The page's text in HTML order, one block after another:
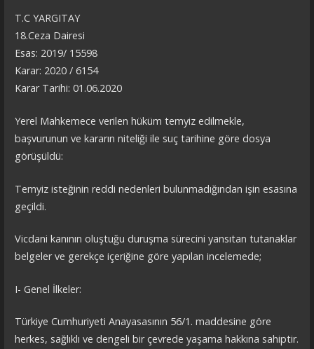
T.C YARGITAY
18.Ceza Dairesi
Esas: 2019/ 15598
Karar: 2020 / 6154
Karar Tarihi: 01.06.2020
Yerel Mahkemece verilen hüküm temyiz edilmekle,
başvurunun ve kararın niteliği ile suç tarihine göre dosya
görüşüldü:
Temyiz isteğinin reddi nedenleri bulunmadığından işin esasına
geçildi.
Vicdani kanının oluştuğu duruşma sürecini yansıtan tutanaklar
belgeler ve gerekçe içeriğine göre yapılan incelemede;
I- Genel İlkeler:
Türkiye Cumhuriyeti Anayasasının 56/1. maddesine göre
herkes, sağlıklı ve dengeli bir çevrede yaşama hakkına sahiptir.